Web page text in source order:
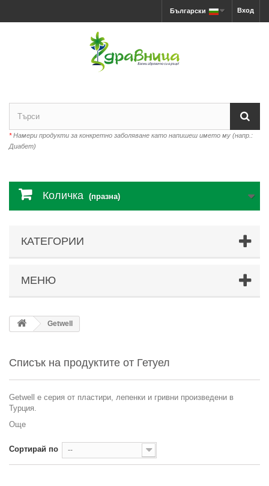
Вход
Български
*Намери продукти за конкретно заболяване като напишеш името му (напр.:
Диабет)
Количка (празна)
КАТЕГОРИИ
МЕНЮ
Getwell
Списък на продуктите от Гетуел
Getwell е серия от пластири, лепенки и гривни произведени в
Турция.
Още
Сортирай по --